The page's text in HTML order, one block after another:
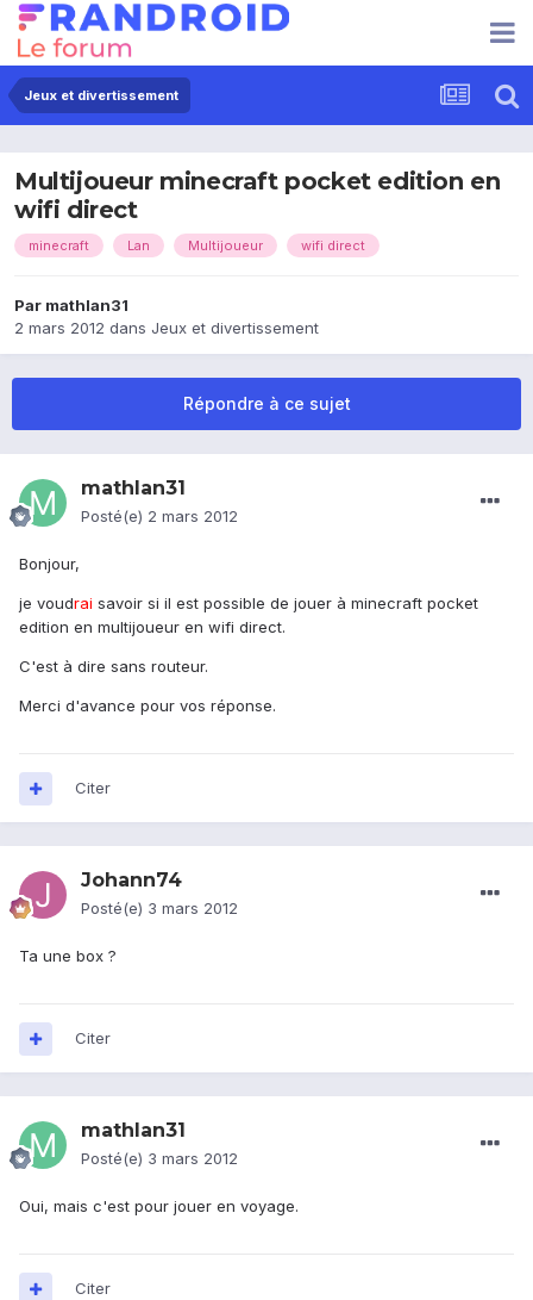
Jeux et divertissement
Multijoueur minecraft pocket edition en
wifi direct
minecraft Lan Multijoueur wifi direct
Par mathlan31
2 mars 2012 dans Jeux et divertissement
Répondre à ce sujet
mathlan31
Posté(e) 2 mars 2012
Bonjour,
je voudrai savoir si il est possible de jouer à minecraft pocket
edition en multijoueur en wifi direct.
C'est à dire sans routeur.
Merci d'avance pour vos réponse.
Citer
Johann74
Posté(e) 3 mars 2012
Ta une box ?
Citer
mathlan31
Posté(e) 3 mars 2012
Oui, mais c'est pour jouer en voyage.
Citer